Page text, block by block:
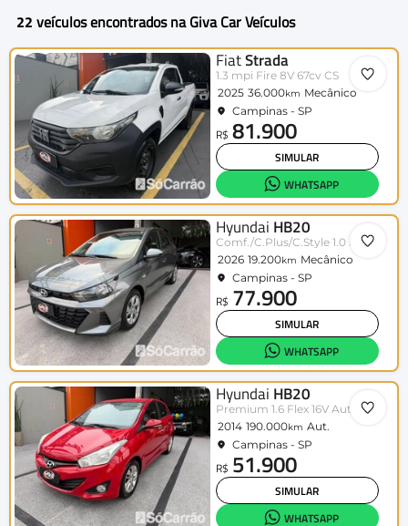
22 veículos encontrados na Giva Car Veículos
FiatStrada
1.3 mpi Fire 8V 67cv CS
2025 36.000km Mecânico
Campinas - SP
R$ 81.900
SIMULAR
WHATSAPP
Hyundai HB20
Comf./C.Plus/C.Style 1.0 Flex 12V
2026 19.200km Mecânico
Campinas - SP
R$ 77.900
SIMULAR
WHATSAPP
Hyundai HB20
Premium 1.6 Flex 16V Aut.
2014 190.000km Aut.
Campinas - SP
R$ 51.900
SIMULAR
WHATSAPP